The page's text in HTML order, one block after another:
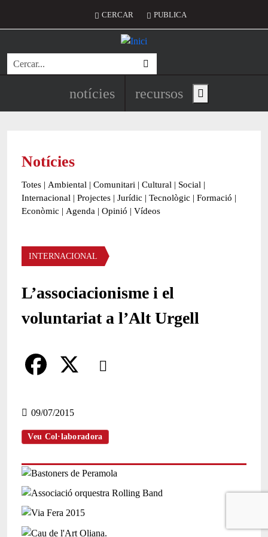
Menú del compte d'usuari
CERCAR PUBLICA
Cerca
Navegació principal de
notícies recursos Show main menu
Notícies
Totes | Ambiental | Comunitari | Cultural | Social |
Internacional | Projectes | Jurídic | Tecnològic | Formació |
Econòmic | Agenda | Opinió | Vídeos
Àmbit de la notícia
INTERNACIONAL
L’associacionisme i el
voluntariat a l’Alt Urgell
Comparteix
a
c
b
o
o
09/07/2015
Veu Col·laboradora